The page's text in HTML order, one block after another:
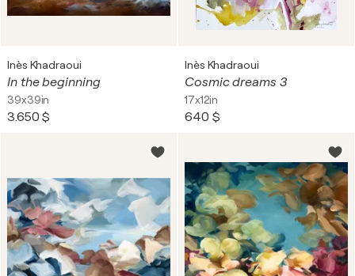
Inès Khadraoui
In the beginning
39x39in
3.650 $
Inès Khadraoui
Cosmic dreams 3
17x12in
640 $